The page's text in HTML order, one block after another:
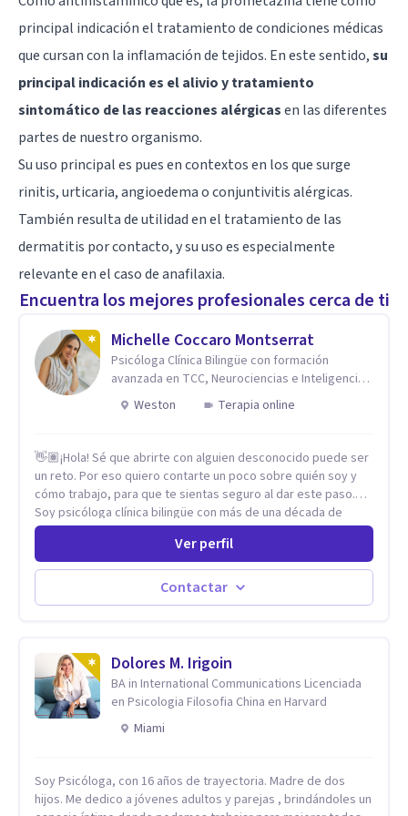
principal indicación el tratamiento de condiciones médicas
que cursan con la inflamación de tejidos. En este sentido,su
principal indicación es el alivio y tratamiento
sintomático de las reacciones alérgicasen las diferentes
partes de nuestro organismo.
Su uso principal es pues en contextos en los que surge
rinitis, urticaria, angioedema o conjuntivitis alérgicas.
También resulta de utilidad en el tratamiento de las
dermatitis por contacto, y su uso es especialmente
relevante en el caso de anafilaxia.
Encuentra los mejores profesionales cerca de ti
Michelle Coccaro Montserrat
Psicóloga Clínica Bilingüe con formación
avanzada en TCC, Neurociencias e Inteligencia
Emocional.
Weston Terapia online
👋🏽¡Hola! Sé que abrirte con alguien desconocido puede ser
un reto. Por eso quiero contarte un poco sobre quién soy y
cómo trabajo, para que te sientas seguro al dar este paso.
Soy psicóloga clínica bilingüe con más de una década de
experiencia. He dictado conferencias, escrito artículos y
ejercido como profesora universitaria. Un dato curioso: he
vivido en varios países y conozco de primera mano lo que
significa ser migrante, adaptarse a los cambios y empezar de
nuevo.
Ver perfil
Contactar
Dolores M. Irigoin
BA in International Communications Licenciada
en Psicologia Filosofia China en Harvard
Miami
Soy Psicóloga, con 16 años de trayectoria. Madre de dos
hijos. Me dedico a jóvenes adultos y parejas , brindándoles un